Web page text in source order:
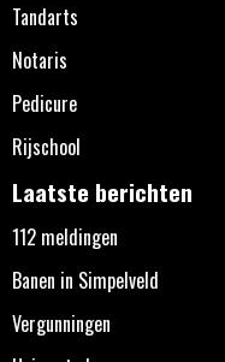
Tandarts
Notaris
Pedicure
Rijschool
Laatste berichten
112 meldingen
Banen in Simpelveld
Vergunningen